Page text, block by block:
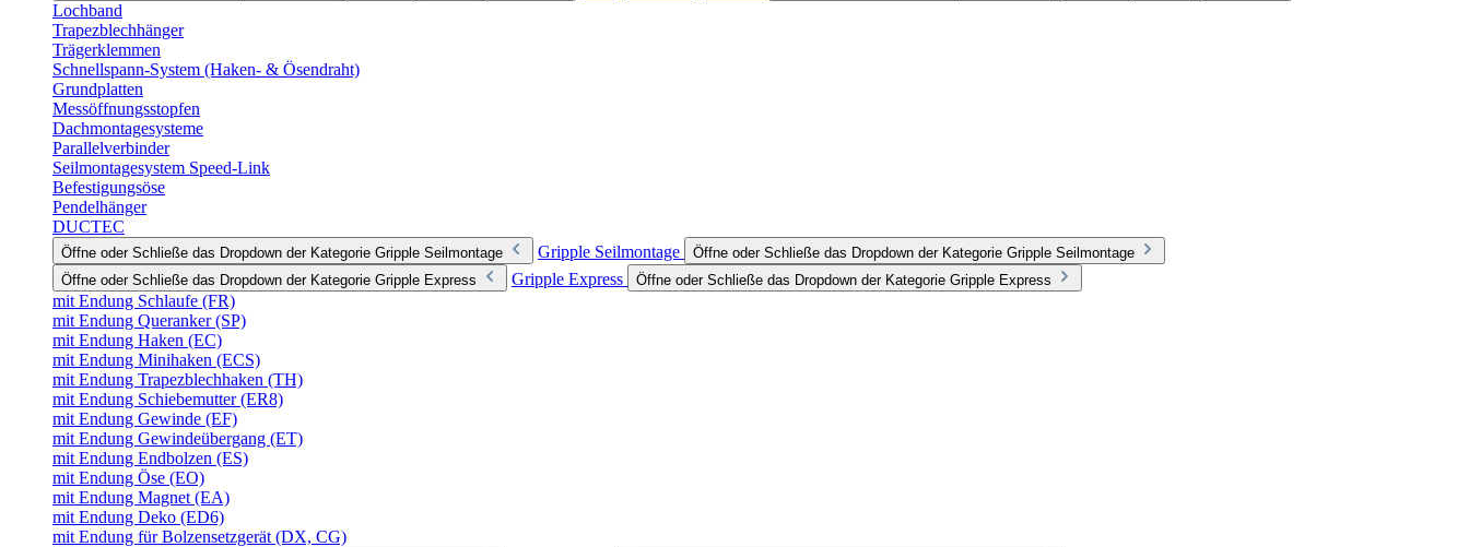
Lochband
Trapezblechhänger
Trägerklemmen
Schnellspann-System (Haken- & Ösendraht)
Grundplatten
Messöffnungsstopfen
Dachmontagesysteme
Parallelverbinder
Seilmontagesystem Speed-Link
Befestigungsöse
Pendelhänger
DUCTEC
Öffne oder Schließe das Dropdown der Kategorie Gripple Seilmontage Gripple Seilmontage
Öffne oder Schließe das Dropdown der Kategorie Gripple Seilmontage
Öffne oder Schließe das Dropdown der Kategorie Gripple Express
Gripple Express Öffne oder Schließe das Dropdown der Kategorie Gripple Express
mit Endung Schlaufe (FR)
mit Endung Queranker (SP)
mit Endung Haken (EC)
mit Endung Minihaken (ECS)
mit Endung Trapezblechhaken (TH)
mit Endung Schiebemutter (ER8)
mit Endung Gewinde (EF)
mit Endung Gewindeübergang (ET)
mit Endung Endbolzen (ES)
mit Endung Öse (EO)
mit Endung Magnet (EA)
mit Endung Deko (ED6)
mit Endung für Bolzensetzgerät (DX, CG)